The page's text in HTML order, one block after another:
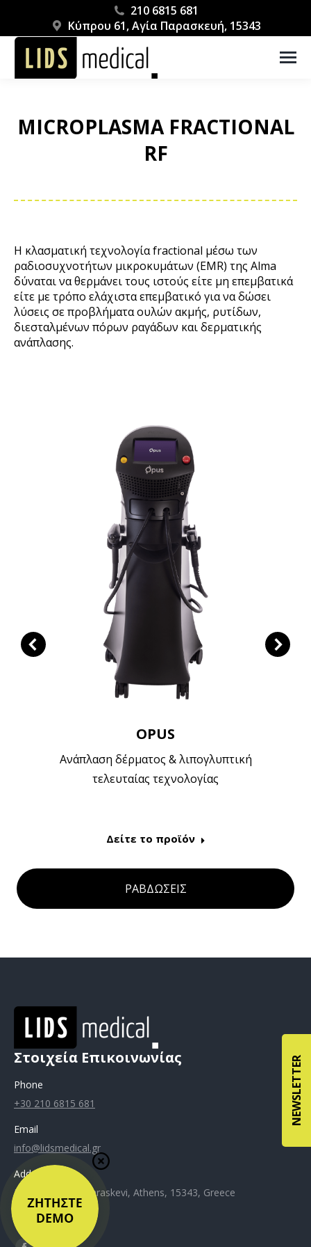
210 6815 681
Κύπρου 61, Αγία Παρασκευή, 15343
MICROPLASMA FRACTIONAL
RF
Η κλασματική τεχνολογία fractional μέσω των
ραδιοσυχνοτήτων μικροκυμάτων (EMR) της Alma
δύναται να θερμάνει τους ιστούς είτε μη επεμβατικά
είτε με τρόπο ελάχιστα επεμβατικό για να δώσει
λύσεις σε προβλήματα ουλών ακμής, ρυτίδων,
διεσταλμένων πόρων ραγάδων και δερματικής
ανάπλασης.
OPUS
Ανάπλαση δέρματος & λιπογλυπτική
τελευταίας τεχνολογίας
Δείτε το προϊόν
ΡΑΒΔΩΣΕΙΣ
Στοιχεία Επικοινωνίας
Phone
+30 210 6815 681
Email
info@lidsmedical.gr
Address
Kiprou 61, Agia Paraskevi, Athens, 15343, Greece
Privacy Policy
NEWSLETTER